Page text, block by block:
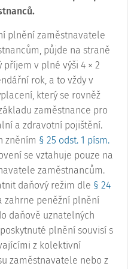
plnění zaměstnavatele
půjde na straně
v plné výši 4 × 2
rok, a to vždy v
který se rovněž
zaměstnance pro
a zdravotní pojištění.
zněním § 25 odst. 1 písm.
se vztahuje pouze na
zaměstnancům.
daňový režim dle § 24
zahrne peněžní plnění
daňově uznatelných
plnění souvisí s
z kolektivní
zaměstnavatele nebo z